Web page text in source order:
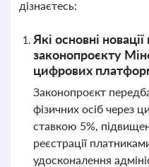
дізнаєтесь:
Які основні
законопроєкту
цифрових
Законопроєкт
фізичних осіб через
ставкою 5%,
реєстрації
удосконалення